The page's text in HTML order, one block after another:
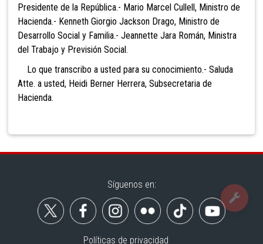
Presidente de la República.- Mario Marcel Cullell, Ministro de
Hacienda.- Kenneth Giorgio Jackson Drago, Ministro de
Desarrollo Social y Familia.- Jeannette Jara Román, Ministra
del Trabajo y Previsión Social.
Lo que transcribo a usted para su conocimiento.- Saluda
Atte. a usted, Heidi Berner Herrera, Subsecretaria de
Hacienda.
Síguenos en:
Políticas de privacidad